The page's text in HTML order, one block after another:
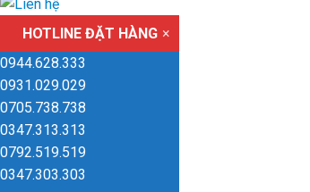
HOTLINE ĐẶT HÀNG ×
0944.628.333
0931.029.029
0705.738.738
0347.313.313
0792.519.519
0347.303.303